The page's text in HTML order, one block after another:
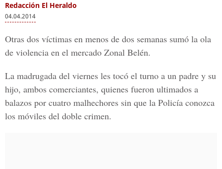
Redacción El Heraldo
04.04.2014
Otras dos víctimas en menos de dos semanas sumó la ola
de violencia en el mercado Zonal Belén.
La madrugada del viernes les tocó el turno a un padre y su
hijo, ambos comerciantes, quienes fueron ultimados a
balazos por cuatro malhechores sin que la Policía conozca
los móviles del doble crimen.